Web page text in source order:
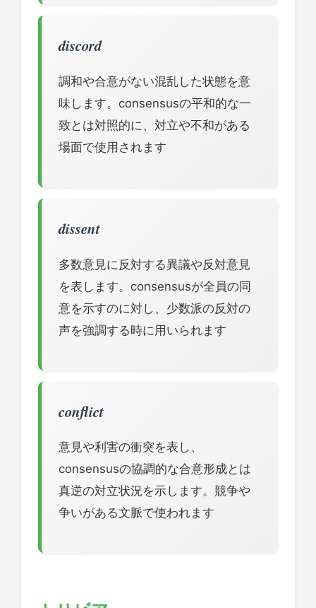
discord
調和や合意がない混乱した状態を意
味します。consensusの平和的な一
致とは対照的に、対立や不和がある
場面で使用されます
dissent
多数意見に反対する異議や反対意見
を表します。consensusが全員の同
意を示すのに対し、少数派の反対の
声を強調する時に用いられます
conflict
意見や利害の衝突を表し、
consensusの協調的な合意形成とは
真逆の対立状況を示します。競争や
争いがある文脈で使われます